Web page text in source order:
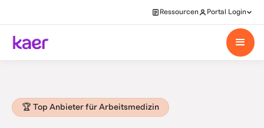
Ressourcen Portal Login
🏆 Top Anbieter für Arbeitsmedizin